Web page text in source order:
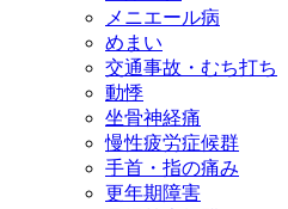
メニエール病
めまい
交通事故・むち打ち
動悸
坐骨神経痛
慢性疲労症候群
手首・指の痛み
更年期障害